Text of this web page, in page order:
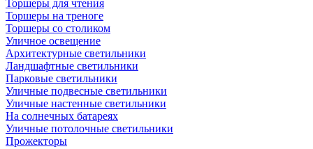
Торшеры для чтения
Торшеры на треноге
Торшеры со столиком
Уличное освещение
Архитектурные светильники
Ландшафтные светильники
Парковые светильники
Уличные подвесные светильники
Уличные настенные светильники
На солнечных батареях
Уличные потолочные светильники
Прожекторы